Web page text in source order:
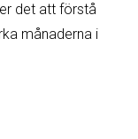
det att förstå
månaderna i